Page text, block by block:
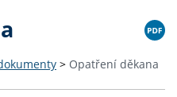
> Opatření děkana